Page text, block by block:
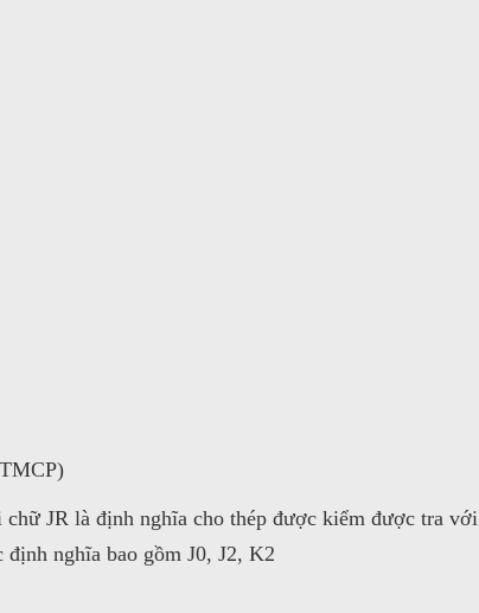
JR là định nghĩa cho thép được kiểm được tra
nghĩa bao gồm J0, J2, K2